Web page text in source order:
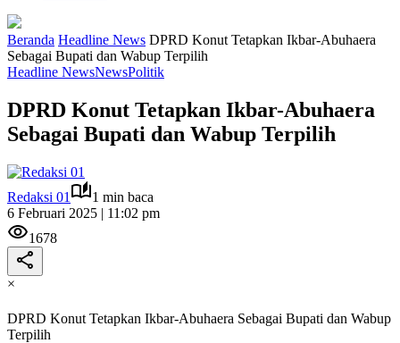
Beranda Headline News DPRD Konut Tetapkan Ikbar-Abuhaera
Sebagai Bupati dan Wabup Terpilih
Headline NewsNewsPolitik
DPRD Konut Tetapkan Ikbar-Abuhaera
Sebagai Bupati dan Wabup Terpilih
Redaksi 01
1 min baca
6 Februari 2025 | 11:02 pm
1678
×
DPRD Konut Tetapkan Ikbar-Abuhaera Sebagai Bupati dan Wabup
Terpilih